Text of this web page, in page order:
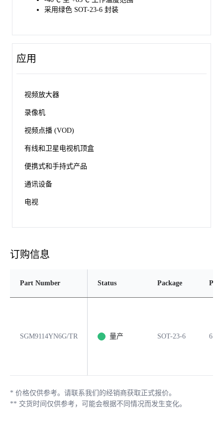
采用绿色 SOT-23-6 封装
应用
视频放大器
录像机
视频点播 (VOD)
有线和卫星电视机顶盒
便携式和手持式产品
通讯设备
电视
订购信息
Part Number Status Package Pins
SGM9114YN6G/TR 量产 SOT-23-6 6
* 价格仅供参考。请联系我们的经销商获取正式报价。
** 交货时间仅供参考，可能会根据不同情况而发生变化。